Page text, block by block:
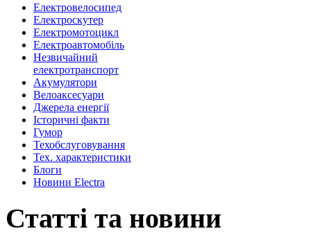
Eлектровелосипед
Eлектроскутер
Електромотоцикл
Електроавтомобіль
Незвичайний
електротранспорт
Акумулятори
Велоаксеcуари
Джерела енергії
Історичні факти
Гумор
Техобслуговування
Тех. характеристики
Блоги
Новини Electra
Статті та новини